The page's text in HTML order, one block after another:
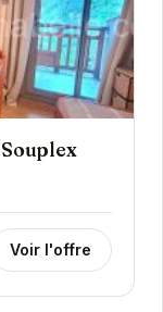
Voir l'offre